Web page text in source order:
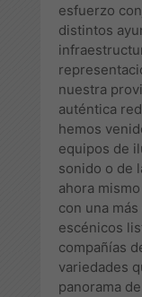
esfuerzo
distintos
nuestra
auténtica
hemos
equipos de
sonido o de
ahora
con una
escénicos
compañías
variedades
panorama